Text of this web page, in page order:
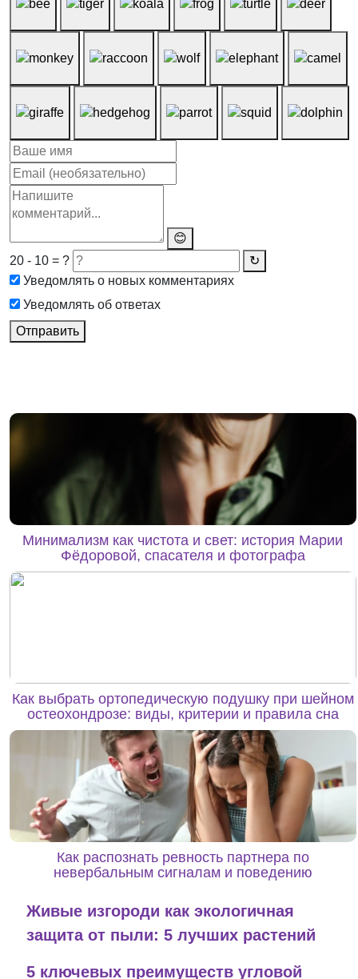
😊
20 - 10 = ?
↻
Уведомлять о новых комментариях
Уведомлять об ответах
Отправить
Минимализм как чистота и свет: история Марии
Фёдоровой, спасателя и фотографа
Как выбрать ортопедическую подушку при шейном
остеохондрозе: виды, критерии и правила сна
Как распознать ревность партнера по
невербальным сигналам и поведению
Живые изгороди как экологичная
защита от пыли: 5 лучших растений
5 ключевых преимуществ угловой